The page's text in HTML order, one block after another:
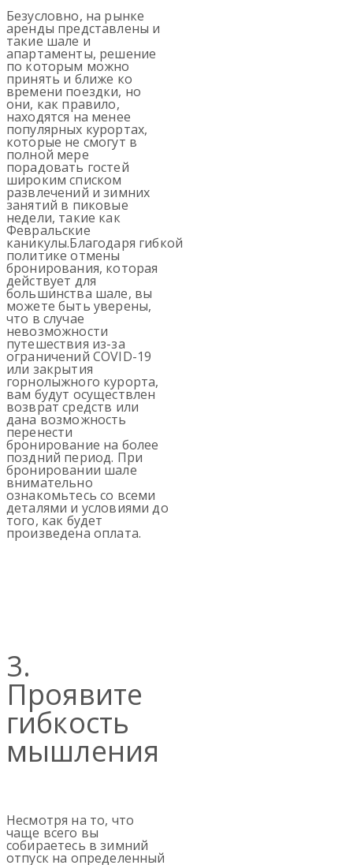
Безусловно, на рынке
аренды представлены и
такие шале и
апартаменты, решение
по которым можно
принять и ближе ко
времени поездки, но
они, как правило,
находятся на менее
популярных курортах,
которые не смогут в
полной мере
порадовать гостей
широким списком
развлечений и зимних
занятий в пиковые
недели, такие как
Февральские
каникулы.Благодаря гибкой
политике отмены
бронирования, которая
действует для
большинства шале, вы
можете быть уверены,
что в случае
невозможности
путешествия из-за
ограничений COVID-19
или закрытия
горнолыжного курорта,
вам будут осуществлен
возврат средств или
дана возможность
перенести
бронирование на более
поздний период. При
бронировании шале
внимательно
ознакомьтесь со всеми
деталями и условиями до
того, как будет
произведена оплата.
3.
Проявите
гибкость
мышления
Несмотря на то, что
чаще всего вы
собираетесь в зимний
отпуск на определенный